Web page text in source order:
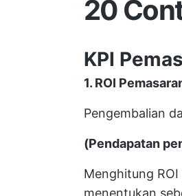
20
KPI
1. ROI
Pengembalian
(Pendapatan
Menghitung
menentukan